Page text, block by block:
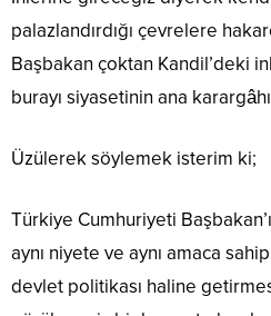
palazlandırdığı çevrelere
Başbakan çoktan Kandil’deki
burayı siyasetinin ana
Üzülerek söylemek isterim ki;
Türkiye Cumhuriyeti
aynı niyete ve aynı amaca
devlet politikası haline